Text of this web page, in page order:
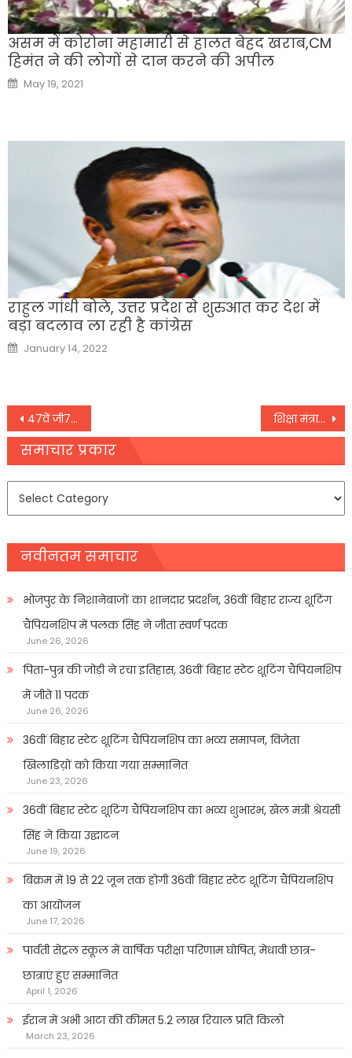
असम में कोरोना महामारी से हालत बेहद खराब,CM
हिमंत ने की लोगों से दान करने की अपील
Posted
on
May 19, 2021
राहुल गांधी बोले, उत्तर प्रदेश से शुरुआत कर देश में
बड़ा बदलाव ला रही है कांग्रेस
Posted
on
January 14, 2022
Post
navigation
47वें जी7 शिखर सम्मेलन में 3 सत्र को संबोधित करेंगे पीएम मोदी, पहला सत्र आज शिक्षा मंत्रालय के एजुकेशन पोर्टल से उड़िया भाषा हटने पर इलेक्ट्रॉनिक्स और आईटी मंत्री ने जताई चिंता
समाचार प्रकार
नवीनतम समाचार
भोजपुर के निशानेबाजों का शानदार प्रदर्शन, 36वीं बिहार राज्य शूटिंग
चैंपियनशिप में पलक सिंह ने जीता स्वर्ण पदक
June 26, 2026
पिता-पुत्र की जोड़ी ने रचा इतिहास, 36वीं बिहार स्टेट शूटिंग चैंपियनशिप
में जीते 11 पदक
June 26, 2026
36वीं बिहार स्टेट शूटिंग चैंपियनशिप का भव्य समापन, विजेता
खिलाडिय़ों को किया गया सम्मानित
June 23, 2026
36वीं बिहार स्टेट शूटिंग चैंपियनशिप का भव्य शुभारंभ, खेल मंत्री श्रेयसी
सिंह ने किया उद्घाटन
June 19, 2026
बिक्रम में 19 से 22 जून तक होगी 36वीं बिहार स्टेट शूटिंग चैंपियनशिप
का आयोजन
June 17, 2026
पार्वती सेंट्रल स्कूल में वार्षिक परीक्षा परिणाम घोषित, मेधावी छात्र-
छात्राएं हुए सम्मानित
April 1, 2026
ईरान में अभी आटा की कीमत 5.2 लाख रियाल प्रति किलो
March 23, 2026